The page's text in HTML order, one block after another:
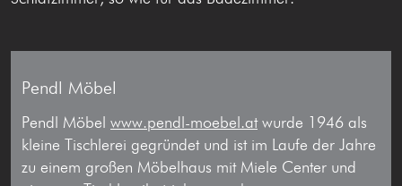
Pendl Möbel
Pendl Möbel www.pendl-moebel.atwurde 1946 als
kleine Tischlerei gegründet und ist im Laufe der Jahre
zu einem großen Möbelhaus mit Miele Center und